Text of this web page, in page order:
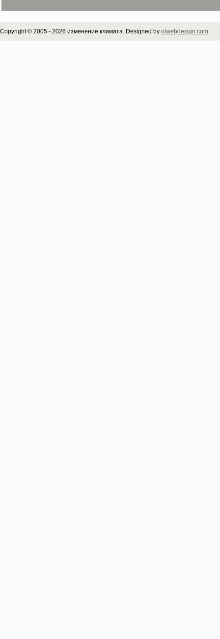
Copyright © 2005 - 2026 изменение климата. Designed by olwebdesign.com